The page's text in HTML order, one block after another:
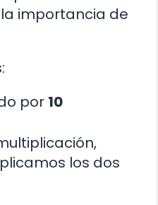
importancia de
por 10
los dos